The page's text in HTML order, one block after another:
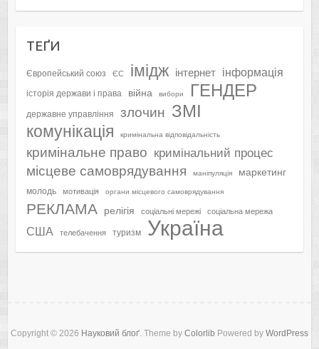
ТЕҐИ
Європейський союз ЄС імідж інтернет інформація
історія держави і права війна вибори ГЕНДЕР
державне управління злочин ЗМІ
комунікація кримінальна відповідальність
кримінальне право кримінальний процес
місцеве самоврядування маніпуляція маркетинг
молодь мотивація органи місцевого самоврядування
РЕКЛАМА релігія соціальні мережі соціальна мережа
США телебачення туризм Україна
Copyright © 2026 Науковий блоґ. Theme by Colorlib Powered by WordPress